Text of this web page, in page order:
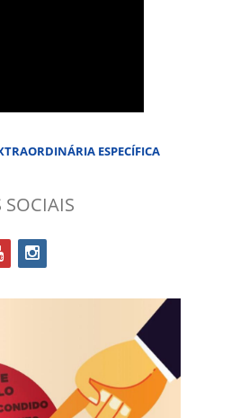
ESPECÍFICA
SOCIAIS
youtube